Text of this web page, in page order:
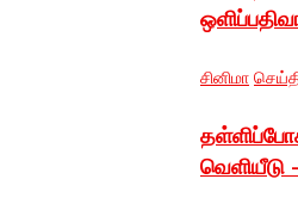
சினிமா
வெளியீடு